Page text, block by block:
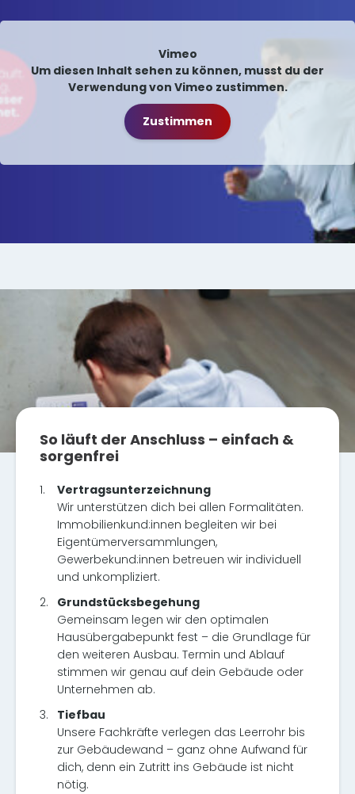
Vimeo
Um diesen Inhalt sehen zu können, musst du der
Verwendung von Vimeo zustimmen.
Zustimmen
So läuft der Anschluss – einfach &
sorgenfrei
1.
Vertragsunterzeichnung
Wir unterstützen dich bei allen Formalitäten.
Immobilienkund:innen begleiten wir bei
Eigentümerversammlungen,
Gewerbekund:innen betreuen wir individuell
und unkompliziert.
2.
Grundstücksbegehung
Gemeinsam legen wir den optimalen
Hausübergabepunkt fest – die Grundlage für
den weiteren Ausbau. Termin und Ablauf
stimmen wir genau auf dein Gebäude oder
Unternehmen ab.
3.
Tiefbau
Unsere Fachkräfte verlegen das Leerrohr bis
zur Gebäudewand – ganz ohne Aufwand für
dich, denn ein Zutritt ins Gebäude ist nicht
nötig.